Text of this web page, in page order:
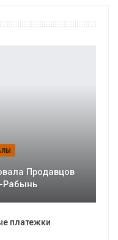
Продавцов
Рабынь
платежки